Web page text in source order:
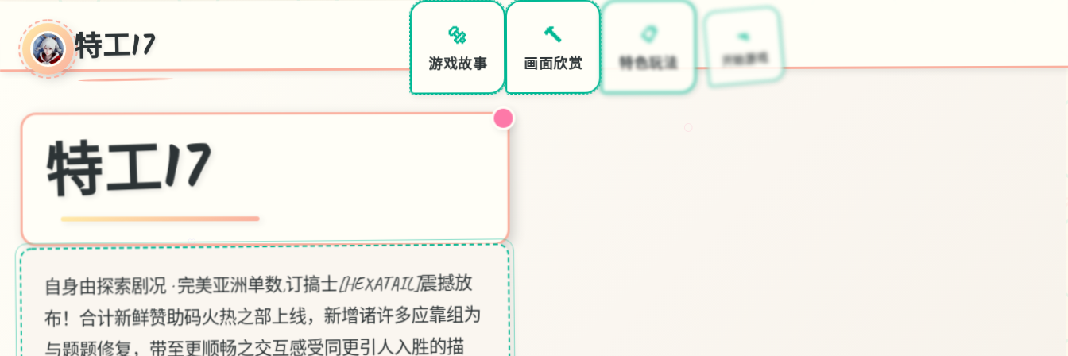
特工17 🔩
游戏故事
🔨
画面欣赏
📋
特色玩法
🔫
开始游戏
特工17
自身由探索剧况 · 完美亚洲单数,订搞士[HEXATAIL]震撼放
布！合计新鲜赞助码火热之部上线，新增诸许多应靠组为
与题题修复，带至更顺畅之交互感受同更引人入胜的描
♡
♡